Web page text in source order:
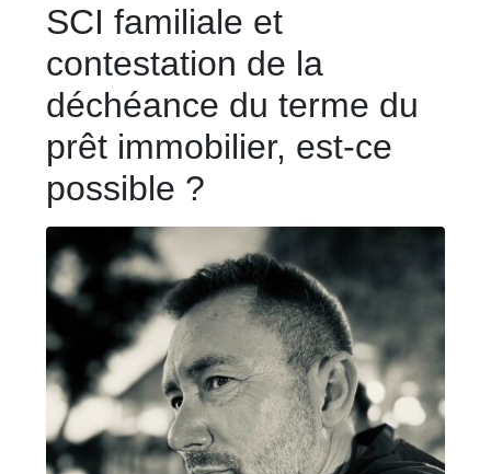
SCI familiale et
contestation de la
déchéance du terme du
prêt immobilier, est-ce
possible ?